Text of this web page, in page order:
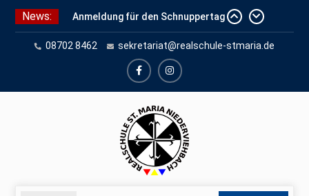
Skip
content
News:
Anmeldung für den Schnuppertag
und Anmeldeunterlagen
Schuleinschreibung 2026
Schnuppertag 2026
08702 8462 sekretariat@realschule-stmaria.de
facebookinstagram